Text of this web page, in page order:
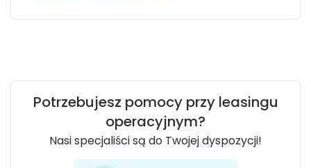
Potrzebujesz pomocy przy leasingu
operacyjnym?
Nasi specjaliści są do Twojej dyspozycji!